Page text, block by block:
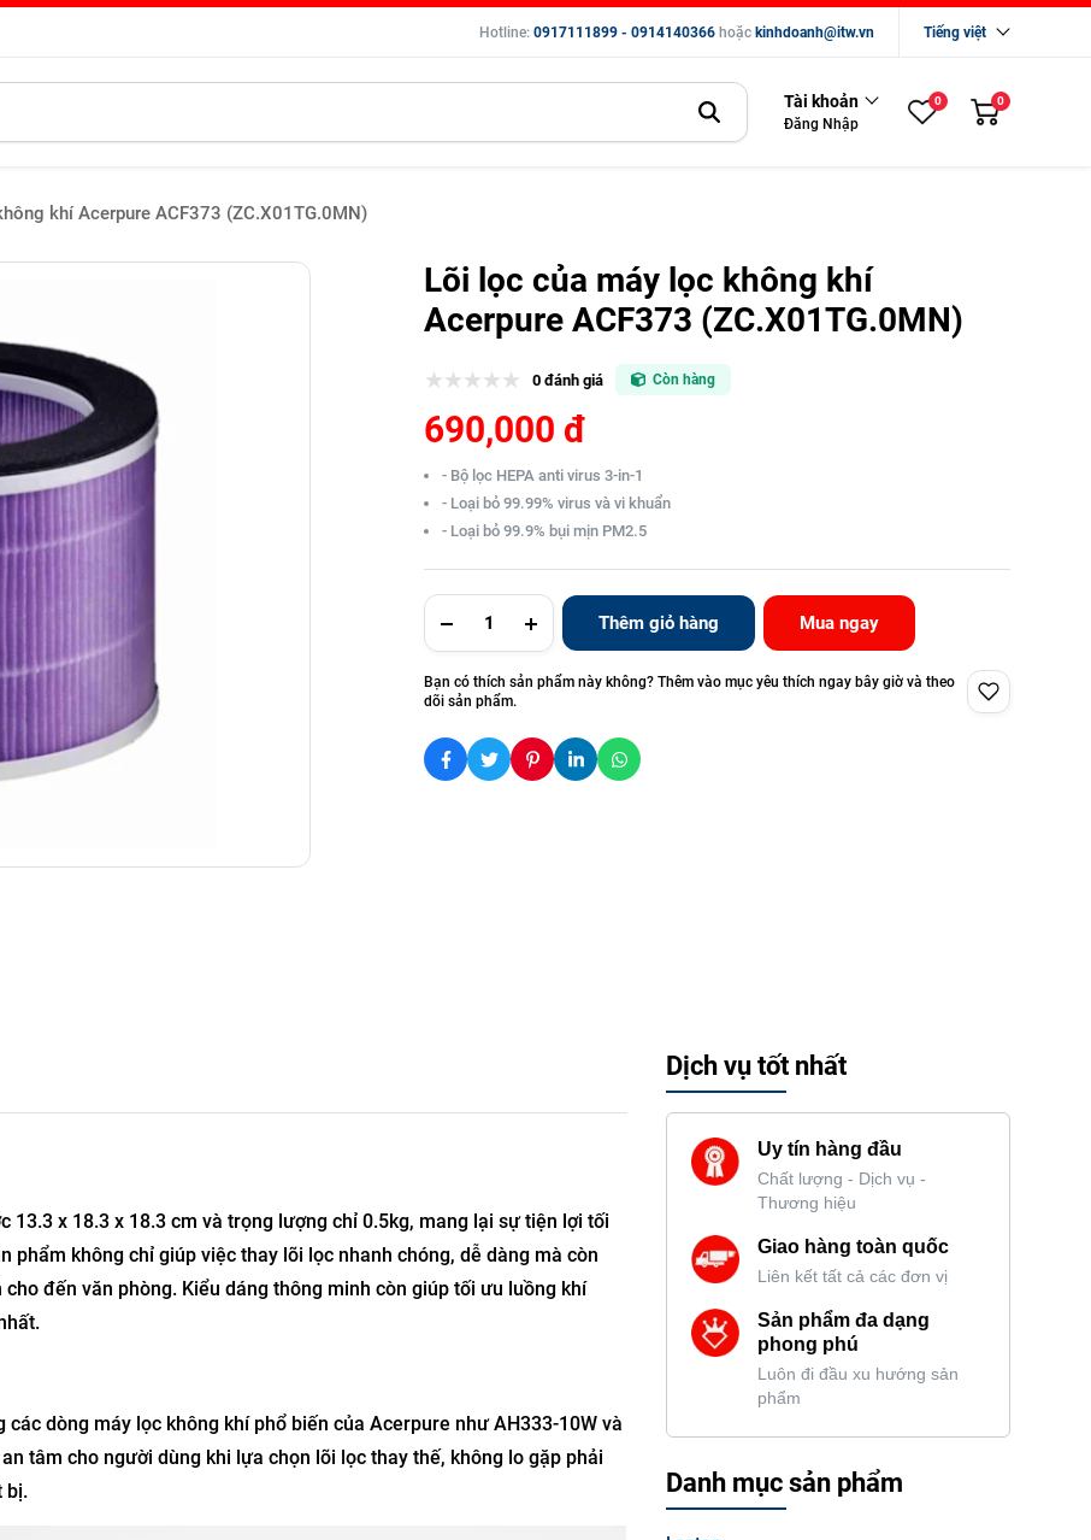
Hotline: 0917111899 - 0914140366 hoặc kinhdoanh@itw.vn Tiếng việt
Tài khoản
Đăng Nhập
0 0
khí Acerpure ACF373 (ZC.X01TG.0MN)
Lõi lọc của máy lọc không khí
Acerpure ACF373 (ZC.X01TG.0MN)
0 đánh giá Còn hàng
690,000 đ
- Bộ lọc HEPA anti virus 3-in-1
- Loại bỏ 99.99% virus và vi khuẩn
- Loại bỏ 99.9% bụi mịn PM2.5
Thêm giỏ hàng Mua ngay
Bạn có thích sản phẩm này không? Thêm vào mục yêu thích ngay bây giờ và theo
dõi sản phẩm.
13.3 x 18.3 x 18.3 cm và trọng lượng chỉ 0.5kg, mang lại sự tiện lợi tối
phẩm không chỉ giúp việc thay lõi lọc nhanh chóng, dễ dàng mà còn
đến văn phòng. Kiểu dáng thông minh còn giúp tối ưu luồng khí
dòng máy lọc không khí phổ biến của Acerpure như AH333-10W và
tâm cho người dùng khi lựa chọn lõi lọc thay thế, không lo gặp phải
bị.
Dịch vụ tốt nhất
Uy tín hàng đầu
Chất lượng - Dịch vụ -
Thương hiệu
Giao hàng toàn quốc
Liên kết tất cả các đơn vị
Sản phẩm đa dạng
phong phú
Luôn đi đầu xu hướng sản
phẩm
Danh mục sản phẩm